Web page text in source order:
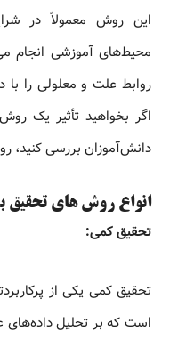
این روش معمولاً در
محیط‌های آموزشی انجام
روابط علت و معلولی را
اگر بخواهید تأثیر یک
دانش‌آموزان بررسی کنید،
انواع روش های تحقیق
تحقیق کمی:
تحقیق کمی یکی از
است که بر تحلیل داده‌های